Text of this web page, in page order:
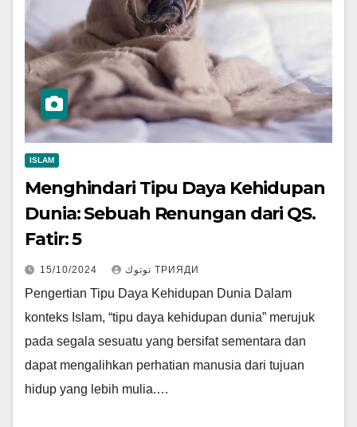
ISLAM
Menghindari Tipu Daya Kehidupan
Dunia: Sebuah Renungan dari QS.
Fatir: 5
15/10/2024 توتوك ТРИЯДИ
Pengertian Tipu Daya Kehidupan Dunia Dalam
konteks Islam, “tipu daya kehidupan dunia” merujuk
pada segala sesuatu yang bersifat sementara dan
dapat mengalihkan perhatian manusia dari tujuan
hidup yang lebih mulia.…